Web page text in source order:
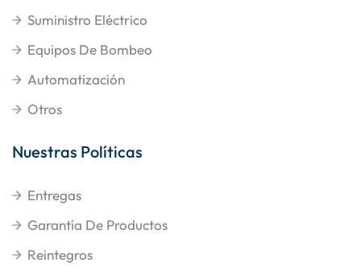
Suministro Eléctrico
Equipos De Bombeo
Automatización
Otros
Nuestras Políticas
Entregas
Garantía De Productos
Reintegros